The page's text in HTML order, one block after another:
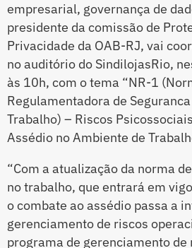
empresarial, governança de
presidente da comissão de
Privacidade da OAB-RJ, vai
no auditório do SindilojasRio,
às 10h, com o tema “NR-1
Regulamentadora de
Trabalho) – Riscos
Assédio no Ambiente de
“Com a atualização da norma
no trabalho, que entrará em
o combate ao assédio passa a
gerenciamento de riscos
programa de gerenciamento de